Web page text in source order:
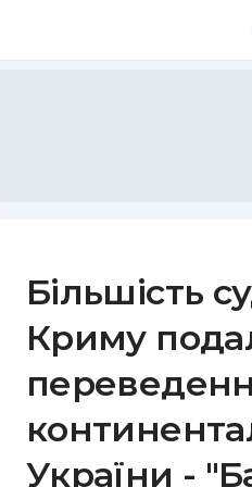
Більшість
Криму
України -